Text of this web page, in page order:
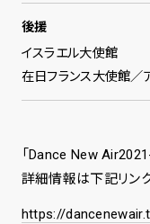
後援
イスラエル大使館
在日フランス大使館／
「Dance New
詳細情報は下記リン
https://